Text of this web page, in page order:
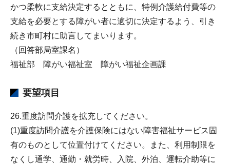
かつ柔軟に支給決定するとともに、特例介護給付費等の
支給を必要とする障がい者に適切に決定するよう、引き
続き市町村に助言してまいります。
（回答部局室課名）
福祉部 障がい福祉室 障がい福祉企画課
要望項目
26.重度訪問介護を拡充してください。
(1)重度訪問介護を介護保険にはない障害福祉サービス固
有のものとして位置付けてください。また、利用制限を
なくし通学、通勤・就労時、入院、外泊、運転介助等に